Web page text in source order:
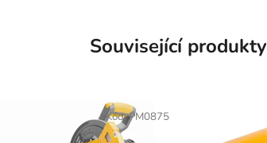
Související produkty
Kód:PM0875